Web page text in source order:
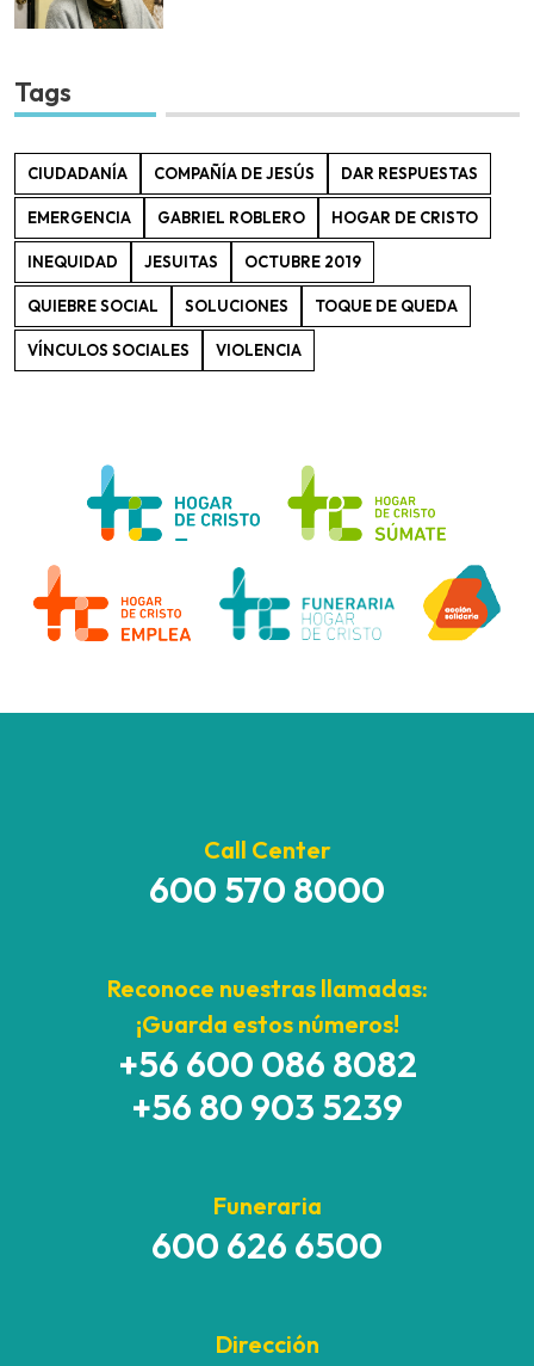
Tags
CIUDADANÍA COMPAÑÍA DE JESÚS DAR RESPUESTAS
EMERGENCIA GABRIEL ROBLERO HOGAR DE CRISTO
INEQUIDAD JESUITAS OCTUBRE 2019
QUIEBRE SOCIAL SOLUCIONES TOQUE DE QUEDA
VÍNCULOS SOCIALES VIOLENCIA
Call Center
600 570 8000
Reconoce nuestras llamadas:
¡Guarda estos números!
+56 600 086 8082
+56 80 903 5239
Funeraria
600 626 6500
Dirección